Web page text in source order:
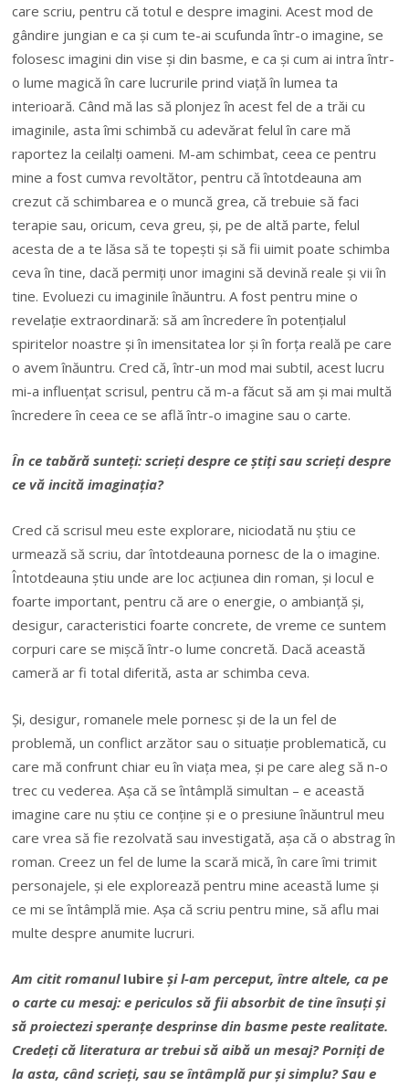
care scriu, pentru că totul e despre imagini. Acest mod de
gândire jungian e ca și cum te-ai scufunda într-o imagine, se
folosesc imagini din vise și din basme, e ca și cum ai intra într-
o lume magică în care lucrurile prind viață în lumea ta
interioară. Când mă las să plonjez în acest fel de a trăi cu
imaginile, asta îmi schimbă cu adevărat felul în care mă
raportez la ceilalți oameni. M-am schimbat, ceea ce pentru
mine a fost cumva revoltător, pentru că întotdeauna am
crezut că schimbarea e o muncă grea, că trebuie să faci
terapie sau, oricum, ceva greu, și, pe de altă parte, felul
acesta de a te lăsa să te topești și să fii uimit poate schimba
ceva în tine, dacă permiți unor imagini să devină reale și vii în
tine. Evoluezi cu imaginile înăuntru. A fost pentru mine o
revelație extraordinară: să am încredere în potențialul
spiritelor noastre și în imensitatea lor și în forța reală pe care
o avem înăuntru. Cred că, într-un mod mai subtil, acest lucru
mi-a influențat scrisul, pentru că m-a făcut să am și mai multă
încredere în ceea ce se află într-o imagine sau o carte.
În ce tabără sunteți: scrieți despre ce știți sau scrieți despre
ce vă incită imaginația?
Cred că scrisul meu este explorare, niciodată nu știu ce
urmează să scriu, dar întotdeauna pornesc de la o imagine.
Întotdeauna știu unde are loc acțiunea din roman, și locul e
foarte important, pentru că are o energie, o ambianță și,
desigur, caracteristici foarte concrete, de vreme ce suntem
corpuri care se mișcă într-o lume concretă. Dacă această
cameră ar fi total diferită, asta ar schimba ceva.
Și, desigur, romanele mele pornesc și de la un fel de
problemă, un conflict arzător sau o situație problematică, cu
care mă confrunt chiar eu în viața mea, și pe care aleg să n-o
trec cu vederea. Așa că se întâmplă simultan – e această
imagine care nu știu ce conține și e o presiune înăuntrul meu
care vrea să fie rezolvată sau investigată, așa că o abstrag în
roman. Creez un fel de lume la scară mică, în care îmi trimit
personajele, și ele explorează pentru mine această lume și
ce mi se întâmplă mie. Așa că scriu pentru mine, să aflu mai
multe despre anumite lucruri.
Am citit romanul Iubire și l-am perceput, între altele, ca pe
o carte cu mesaj: e periculos să fii absorbit de tine însuți și
să proiectezi speranțe desprinse din basme peste realitate.
Credeți că literatura ar trebui să aibă un mesaj? Porniți de
la asta, când scrieți, sau se întâmplă pur și simplu? Sau e